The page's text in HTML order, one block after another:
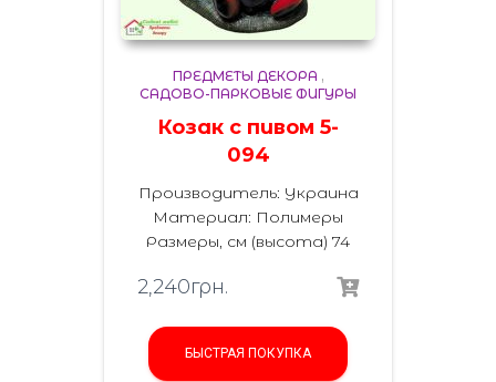
ПРЕДМЕТЫ ДЕКОРА ,
САДОВО-ПАРКОВЫЕ ФИГУРЫ
Козак с пивом 5-
094
Производитель: Украина
Материал: Полимеры
Размеры, см (высота) 74
2,240грн.
БЫСТРАЯ ПОКУПКА